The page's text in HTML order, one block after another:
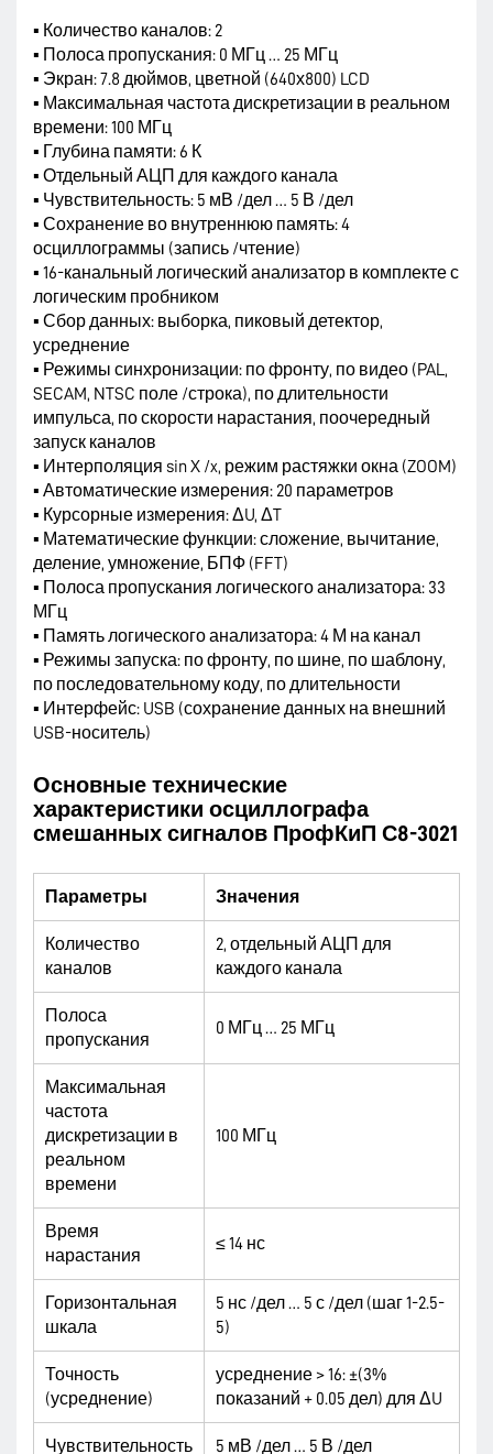
▪ Количество каналов: 2
▪ Полоса пропускания: 0 МГц … 25 МГц
▪ Экран: 7.8 дюймов, цветной (640х800) LCD
▪ Максимальная частота дискретизации в реальном
времени: 100 МГц
▪ Глубина памяти: 6 К
▪ Отдельный АЦП для каждого канала
▪ Чувствительность: 5 мВ /дел … 5 В /дел
▪ Сохранение во внутреннюю память: 4
осциллограммы (запись /чтение)
▪ 16-канальный логический анализатор в комплекте с
логическим пробником
▪ Сбор данных: выборка, пиковый детектор,
усреднение
▪ Режимы синхронизации: по фронту, по видео (PAL,
SECAM, NTSC поле /строка), по длительности
импульса, по скорости нарастания, поочередный
запуск каналов
▪ Интерполяция sin X /x, режим растяжки окна (ZOOM)
▪ Автоматические измерения: 20 параметров
▪ Курсорные измерения: ΔU, ΔT
▪ Математические функции: сложение, вычитание,
деление, умножение, БПФ (FFT)
▪ Полоса пропускания логического анализатора: 33
МГц
▪ Память логического анализатора: 4 М на канал
▪ Режимы запуска: по фронту, по шине, по шаблону,
по последовательному коду, по длительности
▪ Интерфейс: USB (сохранение данных на внешний
USB-носитель)
Основные технические
характеристики осциллографа
смешанных сигналов ПрофКиП С8-3021
Параметры Значения
Количество
каналов
2, отдельный АЦП для
каждого канала
Полоса
пропускания
0 МГц … 25 МГц
Максимальная
частота
дискретизации в
реальном
времени
100 МГц
Время
нарастания
≤ 14 нс
Горизонтальная
шкала
5 нс /дел … 5 с /дел (шаг 1-2.5-
5)
Точность
(усреднение)
усреднение > 16: ±(3%
показаний + 0.05 дел) для ΔU
Чувствительность 5 мВ /дел … 5 В /дел